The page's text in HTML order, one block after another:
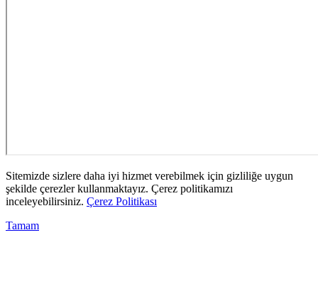
Sitemizde sizlere daha iyi hizmet verebilmek için gizliliğe uygun
şekilde çerezler kullanmaktayız. Çerez politikamızı
inceleyebilirsiniz. Çerez Politikası
Tamam